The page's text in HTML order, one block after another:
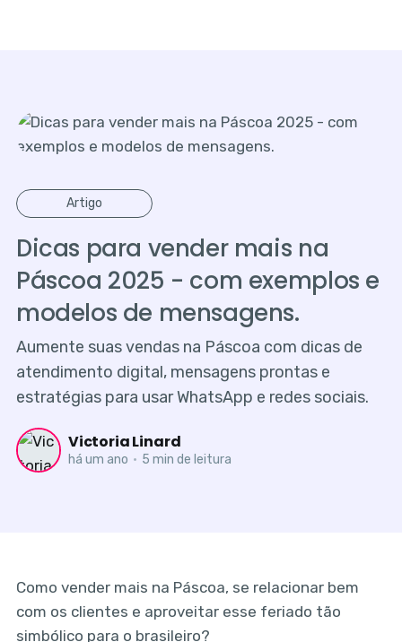
Artigo
Dicas para vender mais na
Páscoa 2025 - com exemplos e
modelos de mensagens.
Aumente suas vendas na Páscoa com dicas de
atendimento digital, mensagens prontas e
estratégias para usar WhatsApp e redes sociais.
Victoria Linard
há um ano • 5 min de leitura
Como vender mais na Páscoa, se relacionar bem
com os clientes e aproveitar esse feriado tão
simbólico para o brasileiro?